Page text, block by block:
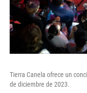
Tierra Canela ofrece un
de diciembre de 2023.